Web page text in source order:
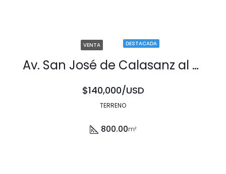
DESTACADA
VENTA
Av. San José de Calasanz al 9500
$140,000/USD
TERRENO
800.00m²